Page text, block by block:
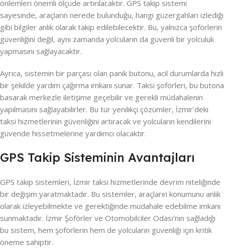
önlemleri önemli ölçüde artırılacaktır. GPS takip sistemi
sayesinde, araçların nerede bulunduğu, hangi güzergahları izlediği
gibi bilgiler anlık olarak takip edilebilecektir. Bu, yalnızca şoförlerin
güvenliğini değil, aynı zamanda yolcuların da güvenli bir yolculuk
yapmasını sağlayacaktır.
Ayrıca, sistemin bir parçası olan panik butonu, acil durumlarda hızlı
bir şekilde yardım çağırma imkanı sunar. Taksi şoförleri, bu butona
basarak merkezle iletişime geçebilir ve gerekli müdahalenin
yapılmasını sağlayabilirler. Bu tür yenilikçi çözümler, İzmir’deki
taksi hizmetlerinin güvenliğini artıracak ve yolcuların kendilerini
güvende hissetmelerine yardımcı olacaktır.
GPS Takip Sisteminin Avantajları
GPS takip sistemleri, İzmir taksi hizmetlerinde devrim niteliğinde
bir değişim yaratmaktadır. Bu sistemler, araçların konumunu anlık
olarak izleyebilmekte ve gerektiğinde müdahale edebilme imkanı
sunmaktadır. İzmir Şoförler ve Otomobilciler Odası’nın sağladığı
bu sistem, hem şoförlerin hem de yolcuların güvenliği için kritik
öneme sahiptir.